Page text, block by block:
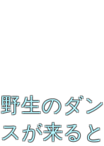
野生のダン
スが来ると